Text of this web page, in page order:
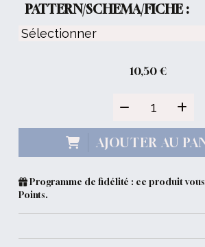
PATTERN/SCHEMA/FICHE :
10,50 €
AJOUTER AU
Programme de fidélité : ce produit
Points.